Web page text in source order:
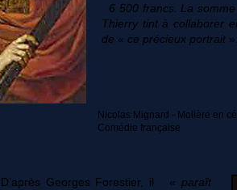
6 500 francs. La
Thierry tint à collaborer
de « ce précieux portrait
Nicolas Mignard - Molière en
Comédie française
D’après Georges Forestier, il « paraît